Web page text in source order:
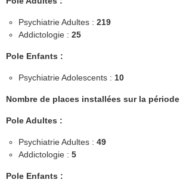
Psychiatrie Adultes : 219
Addictologie : 25
Pole Enfants :
Psychiatrie Adolescents : 10
Nombre de places installées sur la période
Pole Adultes :
Psychiatrie Adultes : 49
Addictologie : 5
Pole Enfants :